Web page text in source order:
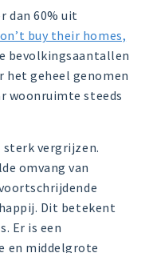
dan 60% uit
buy their homes,
bevolkingsaantallen
het geheel genomen
woonruimte steeds
sterk vergrijzen.
omvang van
Dit betekent
Er is een
en middelgrote